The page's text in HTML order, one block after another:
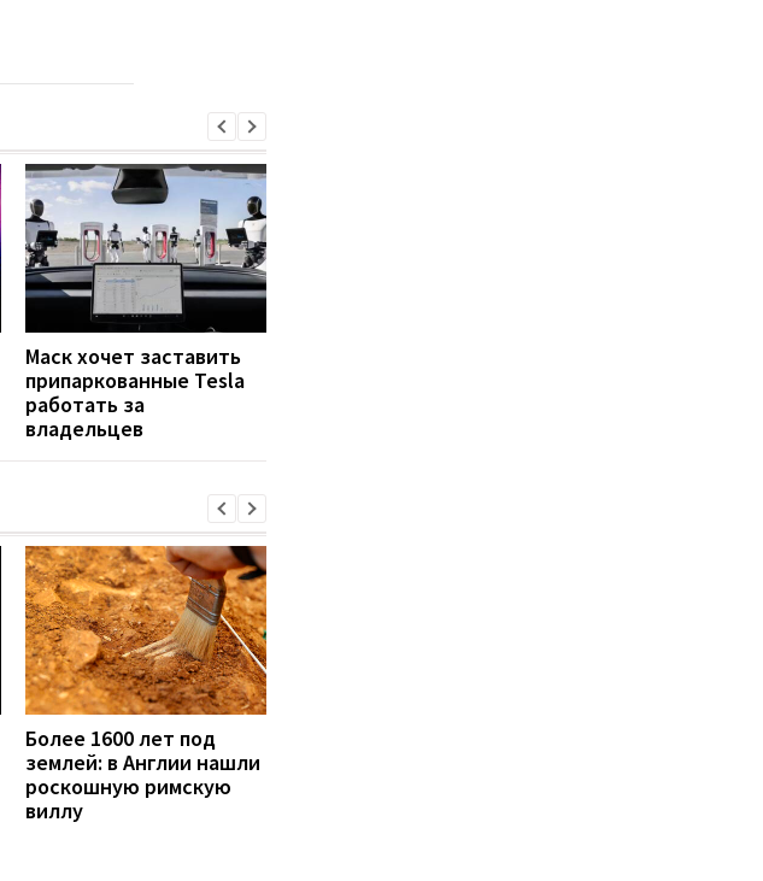
Маск хочет заставить
припаркованные Tesla
работать за
владельцев
Более 1600 лет под
землей: в Англии нашли
роскошную римскую
виллу